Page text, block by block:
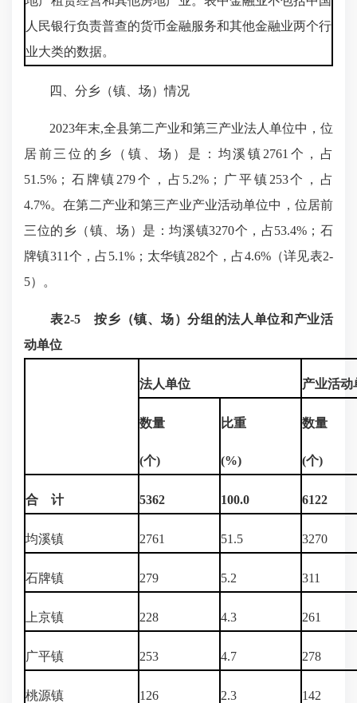
人民银行负责普查的货币金融服务和其他金融业两个行
业大类的数据。
四、分乡（镇、场）情况
2023年末,全县第二产业和第三产业法人单位中，位
居前三位的乡（镇、场）是：均溪镇2761个，占
51.5%；石牌镇279个，占5.2%；广平镇253个，占
4.7%。在第二产业和第三产业产业活动单位中，位居前
三位的乡（镇、场）是：均溪镇3270个，占53.4%；石
牌镇311个，占5.1%；太华镇282个，占4.6%（详见表2-
5）。
表2-5 按乡（镇、场）分组的法人单位和产业活
动单位
法人单位 产业活动
数量
(个)
比重
(%)
数量
(个)
合 计 5362 100.0 6122
均溪镇 2761 51.5 3270
石牌镇 279 5.2 311
上京镇 228 4.3 261
广平镇 253 4.7 278
桃源镇 126 2.3 142